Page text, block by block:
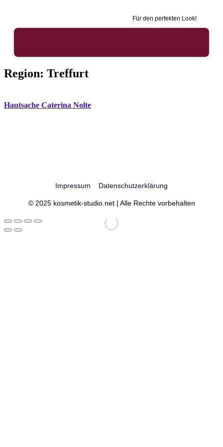
Für den perfekten Look!
Region: Treffurt
Hautsache Caterina Nolte
Impressum Datenschutzerklärung
© 2025 kosmetik-studio.net | Alle Rechte vorbehalten